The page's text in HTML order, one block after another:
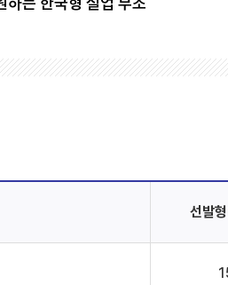
선발